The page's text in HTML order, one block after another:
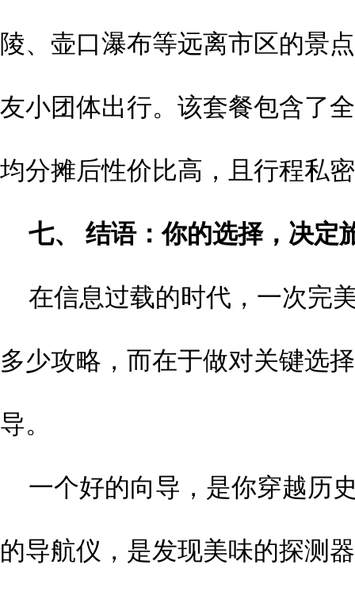
陵、壶口瀑布等远离市区的景
友小团体出行。该套餐包含了
均分摊后性价比高，且行程私
七、 结语：你的选择，决定
在信息过载的时代，一次完
多少攻略，而在于做对关键
导。
一个好的向导，是你穿越历
的导航仪，是发现美味的探测